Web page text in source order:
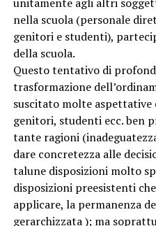
nella scuola (personale
genitori e studenti),
della scuola.
Questo tentativo di
trasformazione
suscitato molte
genitori, studenti ecc. ben
tante ragioni
dare concretezza alle
talune disposizioni molto
disposizioni preesistenti
applicare, la permanenza
gerarchizzata ); ma